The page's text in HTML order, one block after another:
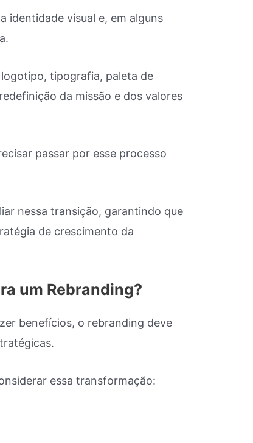
identidade visual e, em alguns
tipografia, paleta de
da missão e dos valores
passar por esse processo
nessa transição, garantindo que
de crescimento da
um Rebranding?
benefícios, o rebranding deve
essa transformação: